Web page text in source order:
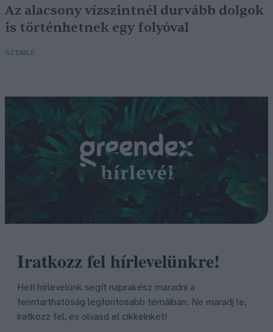
Az alacsony vízszintnél durvább dolgok
is történhetnek egy folyóval
SZEMLE
Iratkozz fel hírlevelünkre!
Heti hírlevelünk segít naprakész maradni a
fenntarthatóság legfontosabb témáiban. Ne maradj le,
iratkozz fel, és olvasd el cikkeinket!